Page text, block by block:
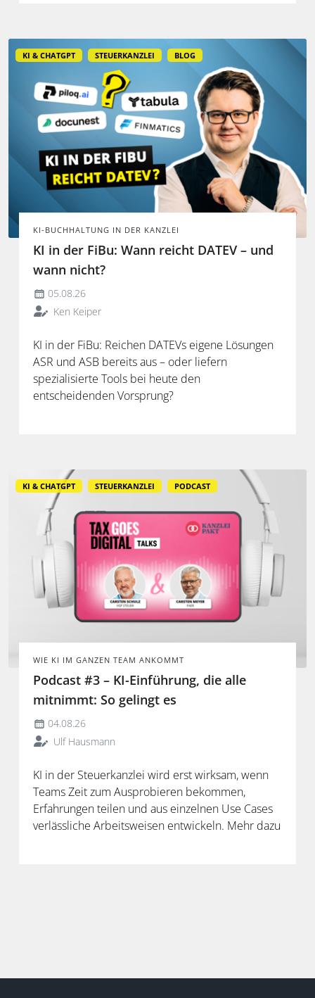
KI & CHATGPT STEUERKANZLEI BLOG
KI-BUCHHALTUNG IN DER KANZLEI
KI in der FiBu: Wann reicht DATEV – und
wann nicht?
05.08.26
Ken Keiper
KI in der FiBu: Reichen DATEVs eigene Lösungen
ASR und ASB bereits aus – oder liefern
spezialisierte Tools bei heute den
entscheidenden Vorsprung?
KI & CHATGPT STEUERKANZLEI PODCAST
WIE KI IM GANZEN TEAM ANKOMMT
Podcast #3 – KI-Einführung, die alle
mitnimmt: So gelingt es
04.08.26
Ulf Hausmann
KI in der Steuerkanzlei wird erst wirksam, wenn
Teams Zeit zum Ausprobieren bekommen,
Erfahrungen teilen und aus einzelnen Use Cases
verlässliche Arbeitsweisen entwickeln. Mehr dazu